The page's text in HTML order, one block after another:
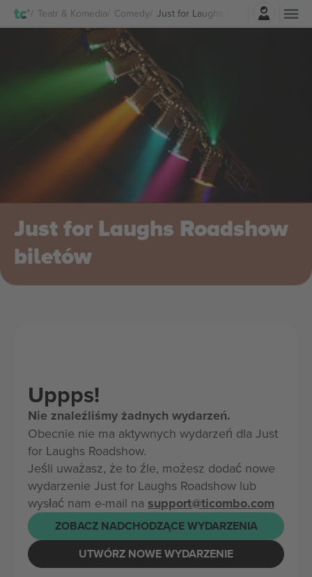
Teatr & Komedia Comedy Just for Laughs Roadshow biletów
Zaloguj sie
Just for Laughs Roadshow
biletów
Uppps!
Nie znaleźliśmy żadnych wydarzeń.
Obecnie nie ma aktywnych wydarzeń dla Just
for Laughs Roadshow.
Jeśli uważasz, że to źle, możesz dodać nowe
wydarzenie Just for Laughs Roadshow lub
wysłać nam e-mail na support@ticombo.com
ZOBACZ NADCHODZĄCE WYDARZENIA
UTWÓRZ NOWE WYDARZENIE